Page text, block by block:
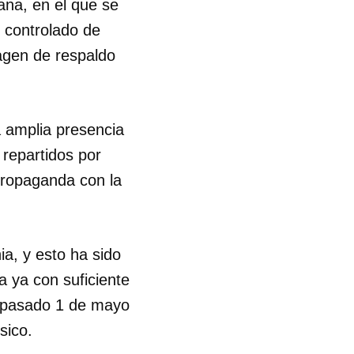
en el que se
de
de respaldo
presencia
por
con la
y esto ha sido
ya con suficiente
1 de mayo